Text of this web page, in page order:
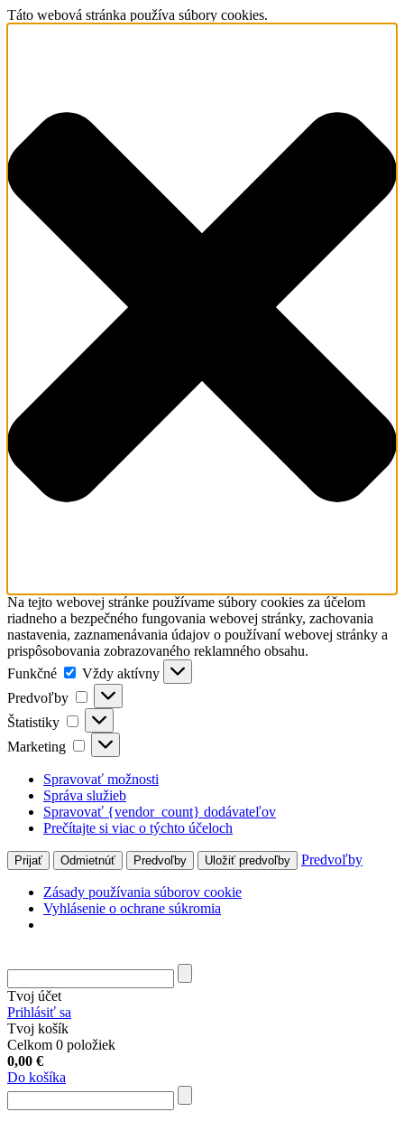
Táto webová stránka používa súbory cookies.
Na tejto webovej stránke používame súbory cookies za účelom
riadneho a bezpečného fungovania webovej stránky, zachovania
nastavenia, zaznamenávania údajov o používaní webovej stránky a
prispôsobovania zobrazovaného reklamného obsahu.
Funkčné
Funkčné
Vždy aktívny
Predvoľby
Predvoľby
Štatistiky Štatistiky
Marketing Marketing
Spravovať možnosti
Správa služieb
Spravovať {vendor_count} dodávateľov
Prečítajte si viac o týchto účeloch
Prijať Odmietnúť Predvoľby Uložiť predvoľby Predvoľby
Zásady používania súborov cookie
Vyhlásenie o ochrane súkromia
Tvoj účet
Prihlásiť sa
Tvoj košík
Celkom 0 položiek
0,00 €
Do košíka